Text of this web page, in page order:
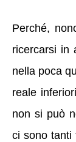
Perché,
ricercarsi in
nella poca
reale
non si può
ci sono tanti